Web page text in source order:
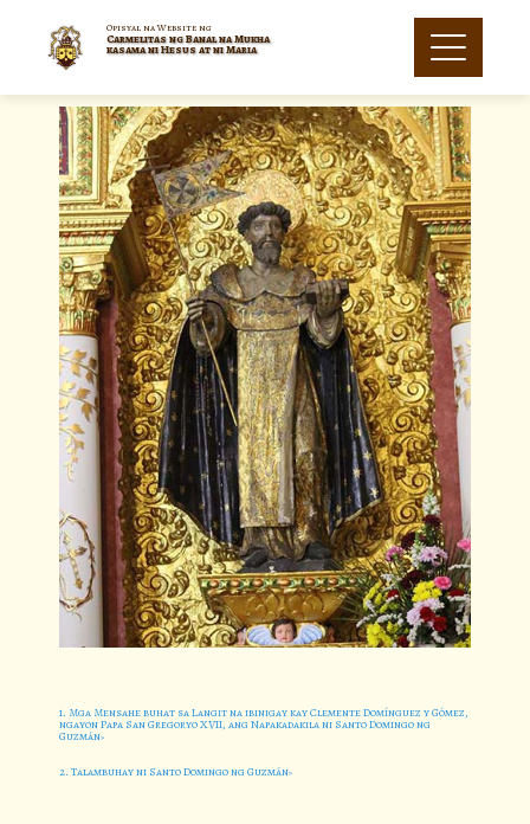
Opisyal na Website ng
Carmelitas ng Banal na Mukha
kasama ni Hesus at ni Maria
1. Mga Mensahe buhat sa Langit na ibinigay kay Clemente Domínguez y Gómez,
ngayon Papa San Gregoryo XVII, ang Napakadakila ni Santo Domingo ng
Guzmán
2. Talambuhay ni Santo Domingo ng Guzmán